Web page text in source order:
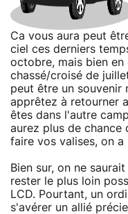
Ca vous aura peut
ciel ces derniers
octobre, mais bien en
chassé/croisé de
peut être un souvenir
apprêtez à retourner
êtes dans l'autre
aurez plus de chance
faire vos valises, on a
Bien sur, on ne
rester le plus loin
LCD. Pourtant, un
s'avérer un allié